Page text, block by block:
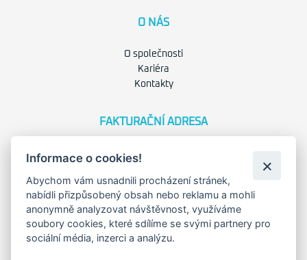
O NÁS
O společnosti
Kariéra
Kontakty
FAKTURAČNÍ ADRESA
Praha 4 - Nusle, 140 00
DIČ: CZ28404009
KORESP. ADRESA A SKLAD
Informace o cookies!
Abychom vám usnadnili procházení stránek,
nabídli přizpůsobený obsah nebo reklamu a mohli
anonymně analyzovat návštěvnost, využíváme
soubory cookies, které sdílíme se svými partnery pro
sociální média, inzerci a analýzu.